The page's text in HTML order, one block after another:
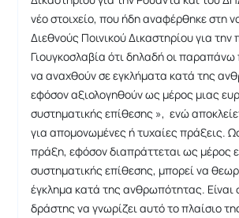
νέο στοιχείο, που ήδη αναφέρθηκε στη
Διεθνούς Ποινικού Δικαστηρίου για την
Γιουγκοσλαβία ότι δηλαδή οι παραπάνω
να αναχθούν σε εγκλήματα κατά της
εφόσον αξιολογηθούν ως μέρος μιας
συστηματικής επίθεσης », ενώ
για απομονωμένες ή τυχαίες πράξεις.
πράξη, εφόσον διαπράττεται ως μέρος
συστηματικής επίθεσης, μπορεί να
έγκλημα κατά της ανθρωπότητας. Είναι
δράστης να γνωρίζει αυτό το πλαίσιο